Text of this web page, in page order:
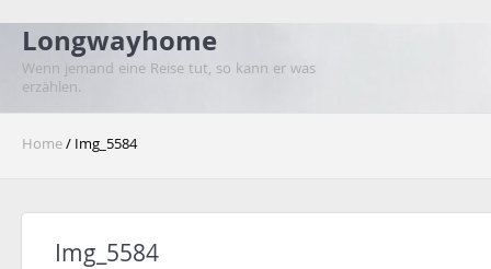
Longwayhome
Wenn jemand eine Reise tut, so kann er was
erzählen.
Home/ Img_5584
Img_5584